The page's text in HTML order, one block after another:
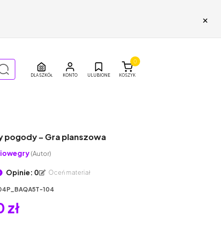
×
DLA SZKÓŁ ULUBIONE KOSZYK
0
pogody – Gra planszowa
(Autor)
Opinie: 0 Oceń materiał
104
zł